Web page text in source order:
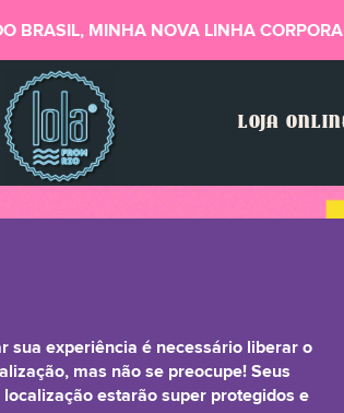
BRASIL, MINHA NOVA LINHA
LOJA
sua experiência é necessário liberar o
mas não se preocupe! Seus
estarão super protegidos e